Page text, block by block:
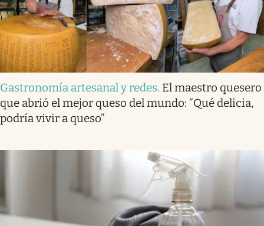
Gastronomía artesanal y redes. El maestro quesero
que abrió el mejor queso del mundo: “Qué delicia,
podría vivir a queso”